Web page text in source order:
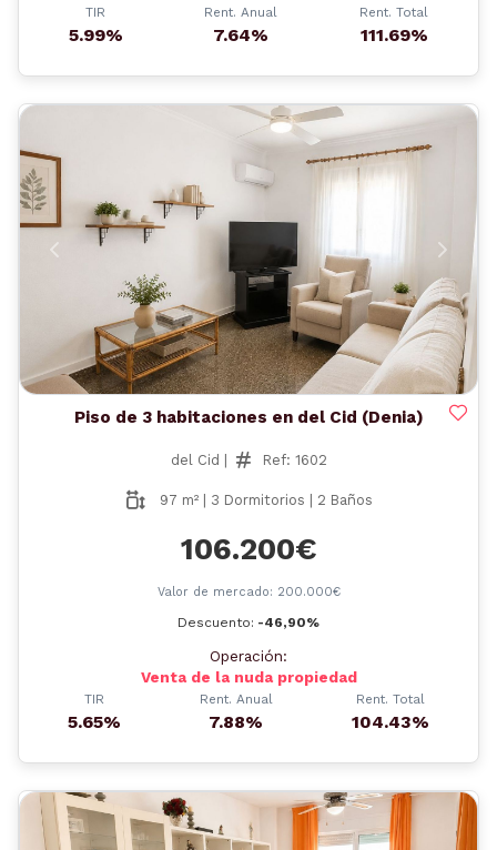
TIR
5.99%
Rent. Anual
7.64%
Rent. Total
111.69%
Anterior
Piso de 3 habitaciones en del Cid (Denia)
del Cid | Ref: 1602
97 m² | 3 Dormitorios | 2 Baños
106.200€
Valor de mercado: 200.000€
Descuento: -46,90%
Operación:
Venta de la nuda propiedad
TIR
5.65%
Rent. Anual
7.88%
Rent. Total
104.43%